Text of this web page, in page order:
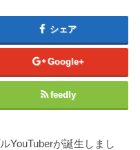
シェア
Google+
feedly
YouTuberが誕生しまし